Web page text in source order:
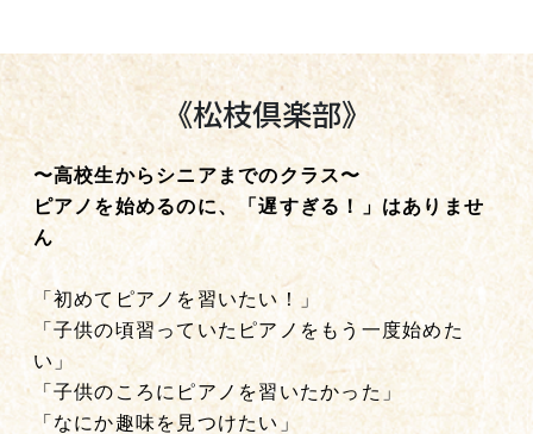
《松枝倶楽部》
〜高校生からシニアまでのクラス〜
ピアノを始めるのに、「遅すぎる！」はありませ
ん
「初めてピアノを習いたい！」
「子供の頃習っていたピアノをもう一度始めた
い」
「子供のころにピアノを習いたかった」
「なにか趣味を見つけたい」